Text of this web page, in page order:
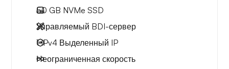
50 GB NVMe SSD
Управляемый BDI-сервер
1 IPv4 Выделенный IP
Неограниченная скорость